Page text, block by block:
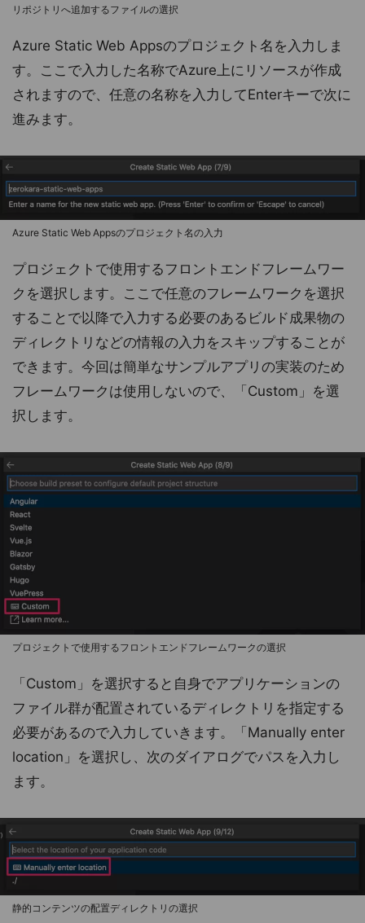
リポジトリへ追加するファイルの選択
Azure Static Web Appsのプロジェクト名を入力しま
す。ここで入力した名称でAzure上にリソースが作成
されますので、任意の名称を入力してEnterキーで次に
進みます。
Azure Static Web Appsのプロジェクト名の入力
プロジェクトで使用するフロントエンドフレームワー
クを選択します。ここで任意のフレームワークを選択
することで以降で入力する必要のあるビルド成果物の
ディレクトリなどの情報の入力をスキップすることが
できます。今回は簡単なサンプルアプリの実装のため
フレームワークは使用しないので、「Custom」を選
択します。
プロジェクトで使用するフロントエンドフレームワークの選択
「Custom」を選択すると自身でアプリケーションの
ファイル群が配置されているディレクトリを指定する
必要があるので入力していきます。「Manually enter
location」を選択し、次のダイアログでパスを入力し
ます。
静的コンテンツの配置ディレクトリの選択